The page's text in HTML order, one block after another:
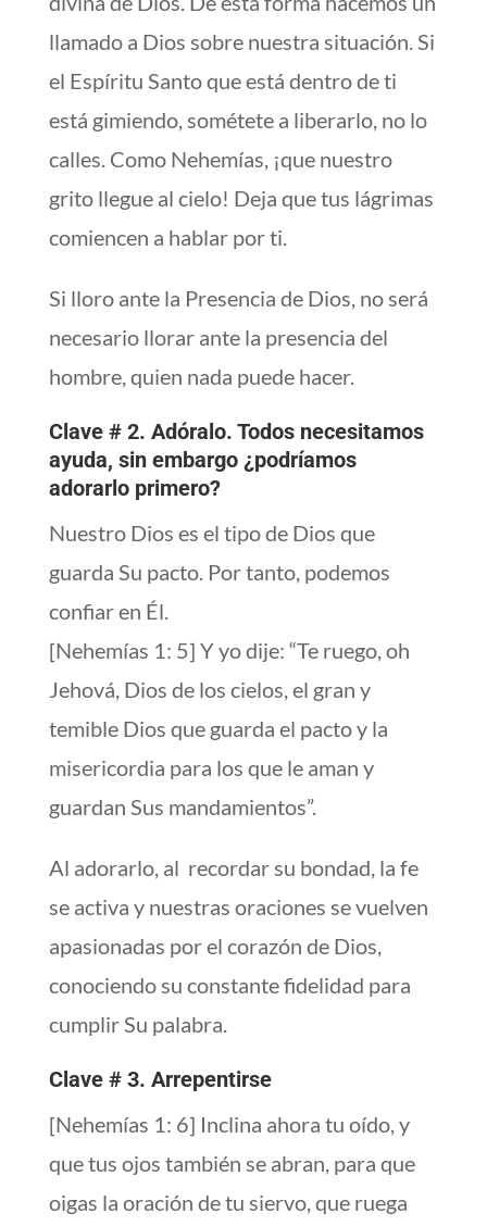
llamado a Dios sobre nuestra situación. Si
el Espíritu Santo que está dentro de ti
está gimiendo, sométete a liberarlo, no lo
calles. Como Nehemías, ¡que nuestro
grito llegue al cielo! Deja que tus lágrimas
comiencen a hablar por ti.
Si lloro ante la Presencia de Dios, no será
necesario llorar ante la presencia del
hombre, quien nada puede hacer.
Clave # 2. Adóralo. Todos necesitamos
ayuda, sin embargo ¿podríamos
adorarlo primero?
Nuestro Dios es el tipo de Dios que
guarda Su pacto. Por tanto, podemos
confiar en Él.
[Nehemías 1: 5] Y yo dije: “Te ruego, oh
Jehová, Dios de los cielos, el gran y
temible Dios que guarda el pacto y la
misericordia para los que le aman y
guardan Sus mandamientos”.
Al adorarlo, al recordar su bondad, la fe
se activa y nuestras oraciones se vuelven
apasionadas por el corazón de Dios,
conociendo su constante fidelidad para
cumplir Su palabra.
Clave # 3. Arrepentirse
[Nehemías 1: 6] Inclina ahora tu oído, y
que tus ojos también se abran, para que
oigas la oración de tu siervo, que ruega